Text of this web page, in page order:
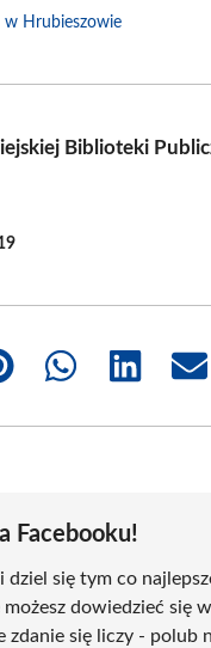
w Hrubieszowie
Biblioteki
Share
Share
Facebooku!
się tym co
możesz dowiedzieć się
zdanie się liczy - polub